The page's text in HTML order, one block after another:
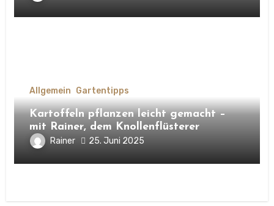
Allgemein Gartentipps
Kartoffeln pflanzen leicht gemacht –
mit Rainer, dem Knollenflüsterer
Rainer 25. Juni 2025